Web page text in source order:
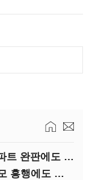
[IB토마토]대우건설, 시화MTV 아파트 완판에도 손실…공사비 회수 난항
[IB토마토](IPO클립)딜리셔스, 공모 흥행에도 락업은 미미…441곳 중 확약 5곳